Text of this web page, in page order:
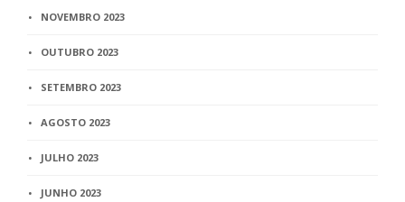
NOVEMBRO 2023
OUTUBRO 2023
SETEMBRO 2023
AGOSTO 2023
JULHO 2023
JUNHO 2023